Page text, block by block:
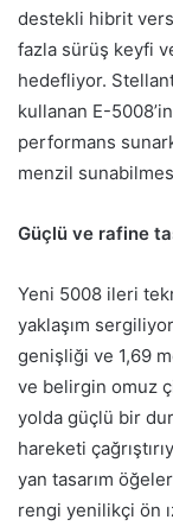
destekli hibrit
fazla sürüş keyfi
hedefliyor.
kullanan E-
performans
menzil
Güçlü ve rafine
Yeni 5008 ileri
yaklaşım
genişliği ve 1,69
ve belirgin omuz
yolda güçlü bir
hareketi
yan tasarım
rengi yenilikçi ön